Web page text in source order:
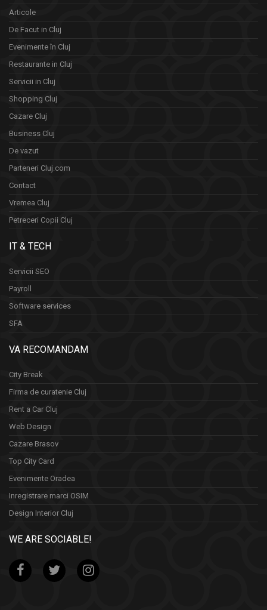
Articole
De Facut in Cluj
Evenimente în Cluj
Restaurante in Cluj
Servicii in Cluj
Shopping Cluj
Cazare Cluj
Business Cluj
De vazut
Parteneri Cluj.com
Contact
Vremea Cluj
Petreceri Copii Cluj
IT & TECH
Servicii SEO
Payroll
Software services
SFA
VA RECOMANDAM
City Break
Firma de curatenie Cluj
Rent a Car Cluj
Web Design
Cazare Brasov
Top City Card
Evenimente Oradea
Inregistrare marci OSIM
Design Interior Cluj
WE ARE SOCIABLE!